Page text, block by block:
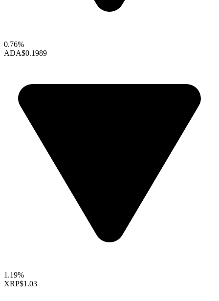
0.76%
ADA$0.1989
1.19%
XRP$1.03